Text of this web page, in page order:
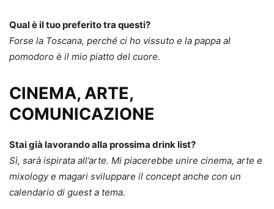
Qual è il tuo preferito tra questi?
Forse la Toscana, perché ci ho vissuto e la pappa al
pomodoro è il mio piatto del cuore.
CINEMA, ARTE,
COMUNICAZIONE
Stai già lavorando alla prossima drink list?
Sì, sarà ispirata all’arte. Mi piacerebbe unire cinema, arte e
mixology e magari sviluppare il concept anche con un
calendario di guest a tema.